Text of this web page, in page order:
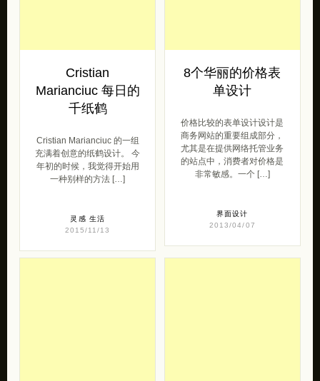
Cristian
Marianciuc 每日的
千纸鹤
Cristian Marianciuc 的一组
充满着创意的纸鹤设计。 今
年初的时候，我觉得开始用
一种别样的方法 […]
灵感 生活
2015/11/13
8个华丽的价格表
单设计
价格比较的表单设计设计是
商务网站的重要组成部分，
尤其是在提供网络托管业务
的站点中，消费者对价格是
非常敏感。一个 […]
界面设计
2013/04/07